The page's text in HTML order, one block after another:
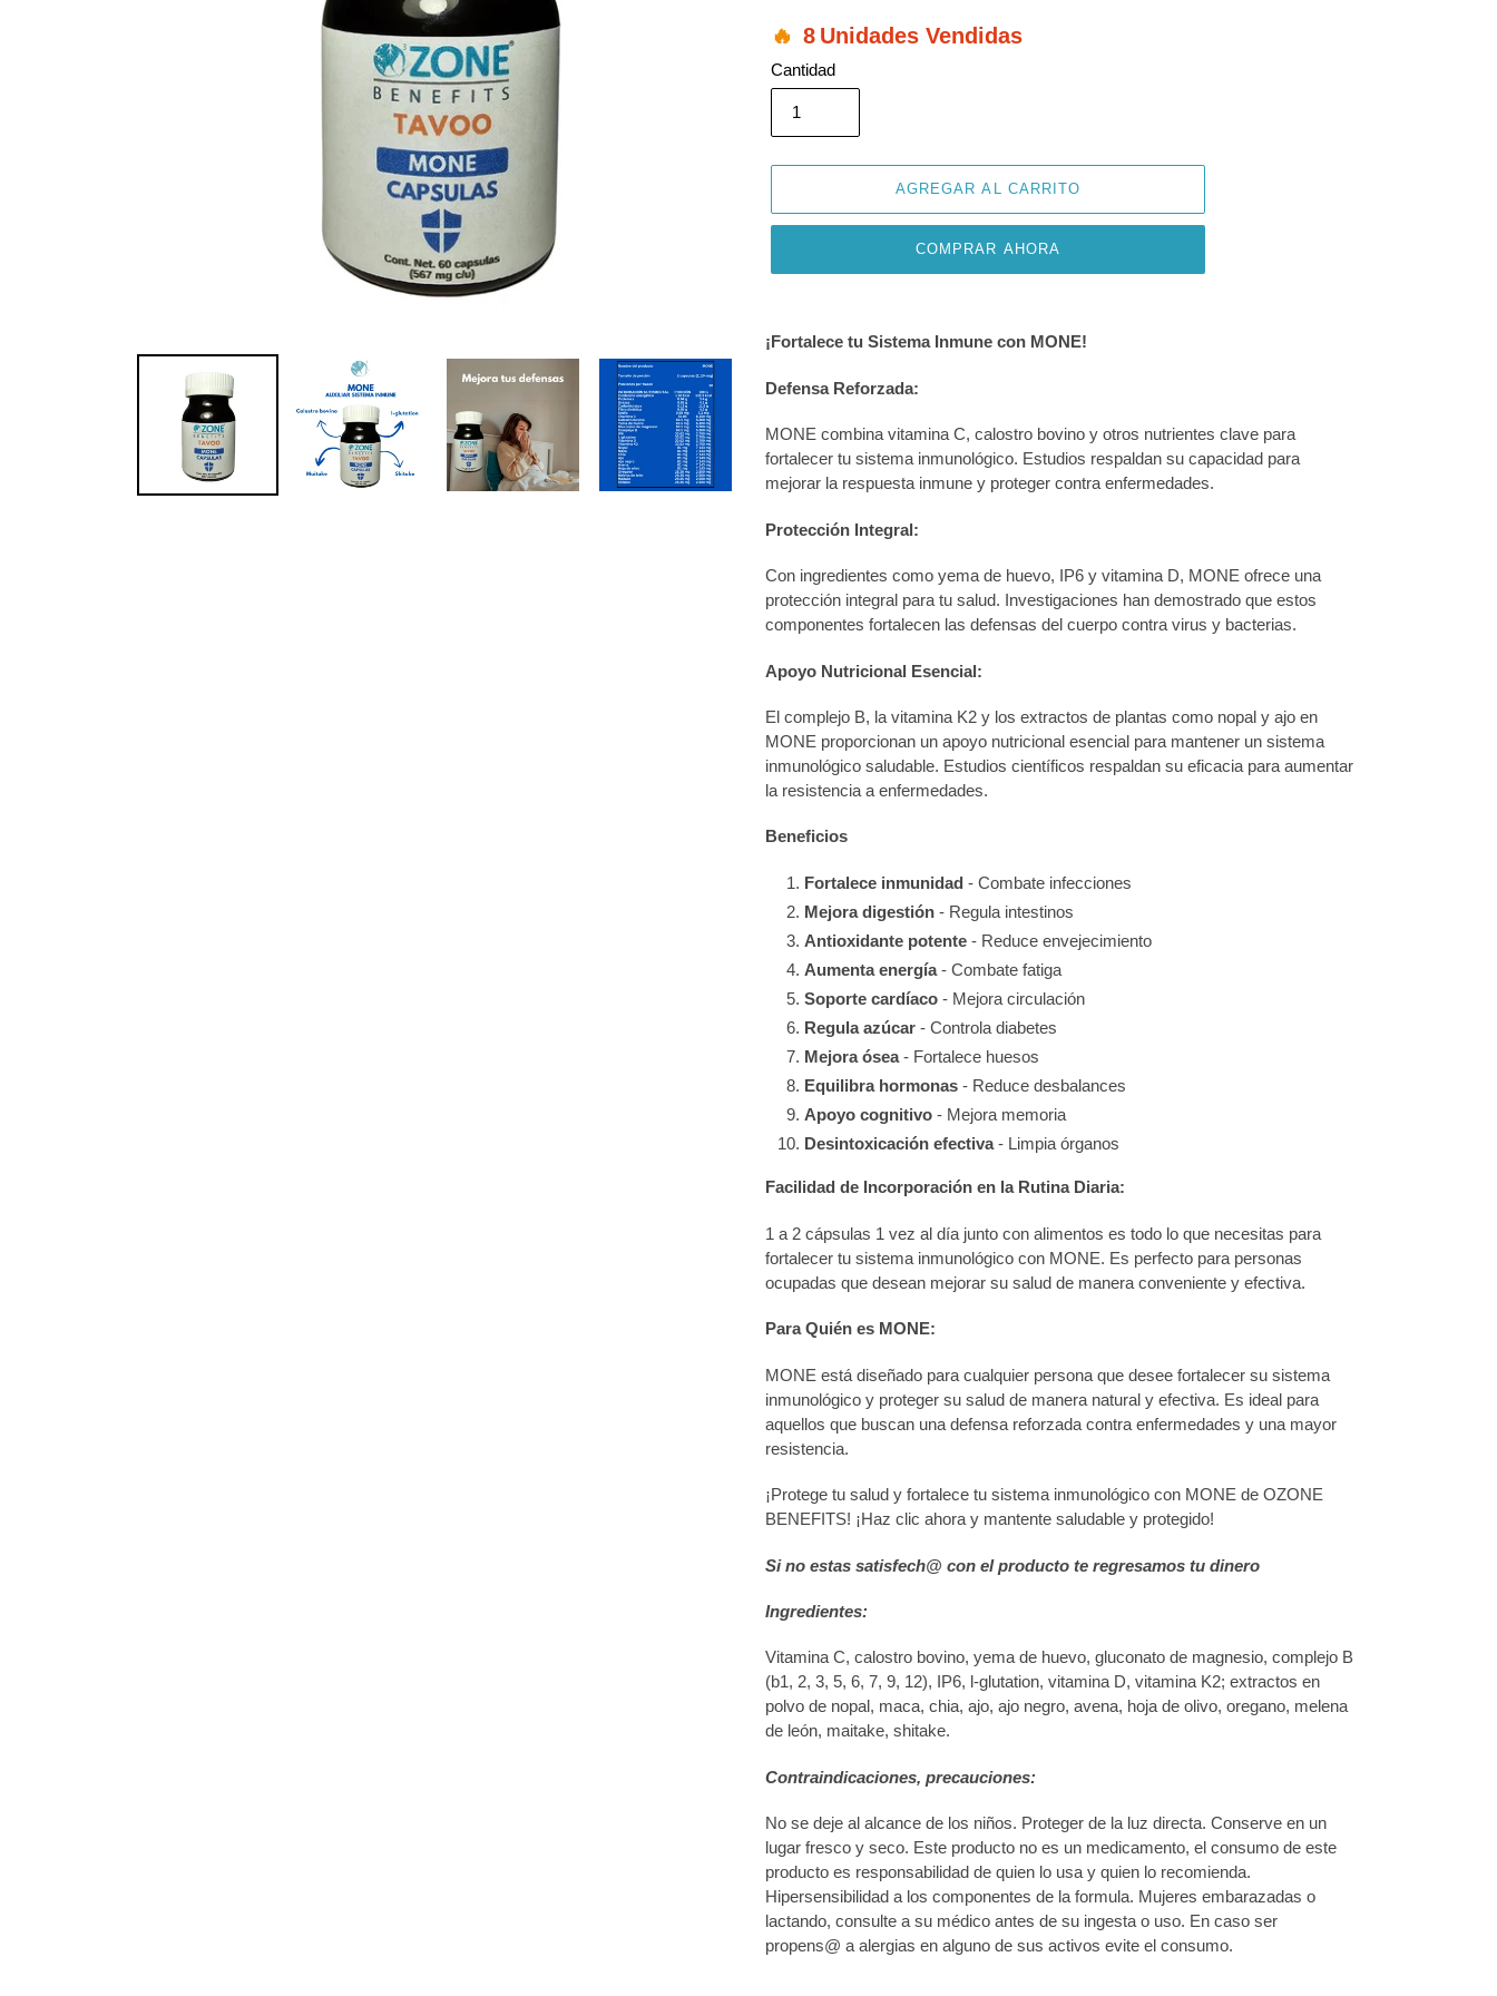
8 Unidades Vendidas
Cantidad
AGREGAR AL CARRITO
COMPRAR AHORA
el
producto
a
carrito
de
compra
¡Fortalece tu Sistema Inmune con MONE!
Defensa Reforzada:
MONE combina vitamina C, calostro bovino y otros nutrientes clave para
fortalecer tu sistema inmunológico. Estudios respaldan su capacidad para
mejorar la respuesta inmune y proteger contra enfermedades.
Protección Integral:
Con ingredientes como yema de huevo, IP6 y vitamina D, MONE ofrece una
protección integral para tu salud. Investigaciones han demostrado que estos
componentes fortalecen las defensas del cuerpo contra virus y bacterias.
Apoyo Nutricional Esencial:
El complejo B, la vitamina K2 y los extractos de plantas como nopal y ajo en
MONE proporcionan un apoyo nutricional esencial para mantener un sistema
inmunológico saludable. Estudios científicos respaldan su eficacia para aumentar
la resistencia a enfermedades.
Beneficios
Fortalece inmunidad - Combate infecciones
Mejora digestión - Regula intestinos
Antioxidante potente - Reduce envejecimiento
Aumenta energía- Combate fatiga
Soporte cardíaco - Mejora circulación
Regula azúcar - Controla diabetes
Mejora ósea- Fortalece huesos
Equilibra hormonas - Reduce desbalances
Apoyo cognitivo - Mejora memoria
Desintoxicación efectiva- Limpia órganos
Facilidad de Incorporación en la Rutina Diaria:
1 a 2 cápsulas 1 vez al día junto con alimentos es todo lo que necesitas para
fortalecer tu sistema inmunológico con MONE. Es perfecto para personas
ocupadas que desean mejorar su salud de manera conveniente y efectiva.
Para Quién es MONE:
MONE está diseñado para cualquier persona que desee fortalecer su sistema
inmunológico y proteger su salud de manera natural y efectiva. Es ideal para
aquellos que buscan una defensa reforzada contra enfermedades y una mayor
resistencia.
¡Protege tu salud y fortalece tu sistema inmunológico con MONE de OZONE
BENEFITS! ¡Haz clic ahora y mantente saludable y protegido!
Si no estas satisfech@ con el producto te regresamos tu dinero
Ingredientes:
Vitamina C, calostro bovino, yema de huevo, gluconato de magnesio, complejo B
(b1, 2, 3, 5, 6, 7, 9, 12), IP6, l-glutation, vitamina D, vitamina K2; extractos en
polvo de nopal, maca, chia, ajo, ajo negro, avena, hoja de olivo, oregano, melena
de león, maitake, shitake.
Contraindicaciones, precauciones:
No se deje al alcance de los niños. Proteger de la luz directa. Conserve en un
lugar fresco y seco. Este producto no es un medicamento, el consumo de este
producto es responsabilidad de quien lo usa y quien lo recomienda.
Hipersensibilidad a los componentes de la formula. Mujeres embarazadas o
lactando, consulte a su médico antes de su ingesta o uso. En caso ser
propens@ a alergias en alguno de sus activos evite el consumo.